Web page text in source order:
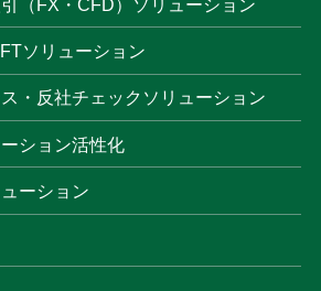
ソリューション
・反社チェックソリューション
ション活性化
ーション